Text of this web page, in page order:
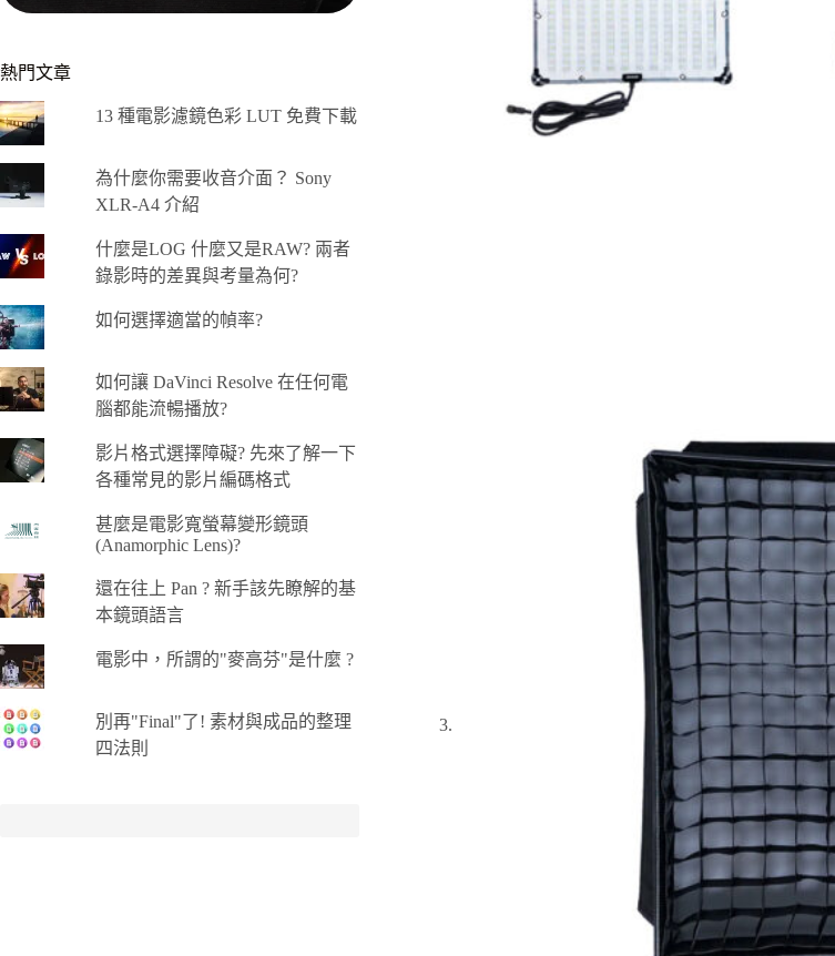
熱門文章
13 種電影濾鏡色彩 LUT 免費下載
為什麼你需要收音介面？ Sony
XLR-A4 介紹
什麼是LOG 什麼又是RAW? 兩者
錄影時的差異與考量為何?
如何選擇適當的幀率?
如何讓 DaVinci Resolve 在任何電
腦都能流暢播放?
影片格式選擇障礙? 先來了解一下
各種常見的影片編碼格式
甚麼是電影寬螢幕變形鏡頭
(Anamorphic Lens)?
還在往上 Pan ? 新手該先瞭解的基
本鏡頭語言
電影中，所謂的"麥高芬"是什麼 ?
別再"Final"了! 素材與成品的整理
四法則